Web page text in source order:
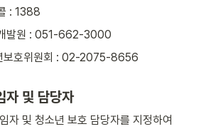
: 1388
발원 : 051-662-3000
보호위원회 : 02-2075-8656
자 및 담당자
자 및 청소년 보호 담당자를 지정하여